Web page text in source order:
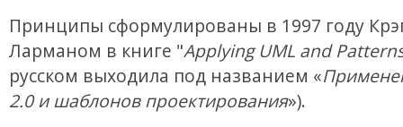
Принципы сформулированы в 1997 году
Ларманом в книге "Applying UML and
русском выходила под названием «
2.0 и шаблонов проектирования»).